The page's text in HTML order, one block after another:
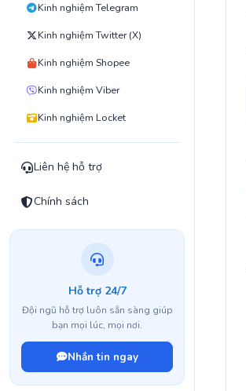
Kinh nghiệm Telegram
Kinh nghiệm Twitter (X)
Kinh nghiệm Shopee
Kinh nghiệm Viber
Kinh nghiệm Locket
Liên hệ hỗ trợ
Chính sách
Hỗ trợ 24/7
Đội ngũ hỗ trợ luôn sẵn sàng giúp
bạn mọi lúc, mọi nơi.
Nhắn tin ngay